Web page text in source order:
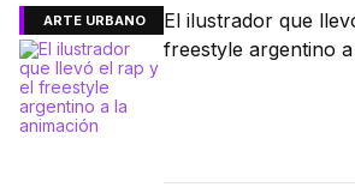
ARTE URBANO
El ilustrador que
freestyle argentino